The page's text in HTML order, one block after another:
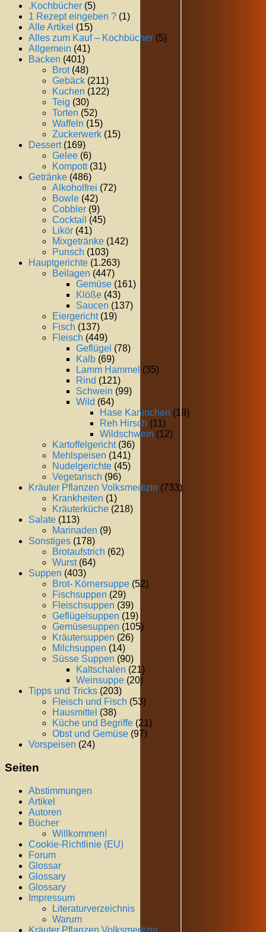
.Kochbücher (5)
1 Rezept eingeben ? (1)
Alle Artikel (15)
Alles zum Kauf – Kochbücher (5)
Allgemein (41)
Backen (401)
Brot(48)
Gebäck (211)
Kuchen (122)
Teig (30)
Torten (52)
Waffeln (15)
Zuckerwerk (15)
Dessert(169)
Gelee (6)
Kompott(31)
Getränke (486)
Alkoholfrei (72)
Bowle (42)
Cobbler (9)
Cocktail (45)
Likör (41)
Mixgetränke (142)
Punsch (103)
Hauptgerichte (1.263)
Beilagen (447)
Gemüse (161)
Klöße (43)
Saucen (137)
Eiergericht(19)
Fisch (137)
Fleisch (449)
Geflügel (78)
Kalb (69)
Lamm Hammel (35)
Rind (121)
Schwein (99)
Wild (64)
Hase Kaninchen (18)
Reh Hirsch (11)
Wildschwein (12)
Kartoffelgericht(36)
Mehlspeisen (141)
Nudelgerichte (45)
Vegetarisch (96)
Kräuter Pflanzen Volksmedizin (733)
Krankheiten (1)
Kräuterküche (218)
Salate (113)
Marinaden (9)
Sonstiges (178)
Brotaufstrich (62)
Wurst(64)
Suppen (403)
Brot- Körnersuppe (52)
Fischsuppen (29)
Fleischsuppen (39)
Geflügelsuppen (19)
Gemüsesuppen (105)
Kräutersuppen (26)
Milchsuppen (14)
Süsse Suppen (90)
Kaltschalen (21)
Weinsuppe (20)
Tipps und Tricks (203)
Fleisch und Fisch (53)
Hausmittel (38)
Küche und Begriffe (21)
Obst und Gemüse (97)
Vorspeisen (24)
Seiten
Abstimmungen
Artikel
Autoren
Bücher
Willkommen!
Cookie-Richtlinie (EU)
Forum
Glossar
Glossary
Glossary
Impressum
Literaturverzeichnis
Warum
Kräuter Pflanzen Volksmedizin